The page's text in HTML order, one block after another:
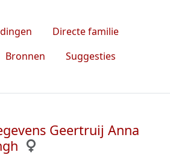
Directe familie
Bronnen
Suggesties
Geertruij Anna